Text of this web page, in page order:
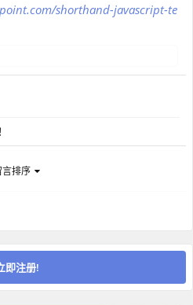
shorthand-javascript-te
言排序
即注册!